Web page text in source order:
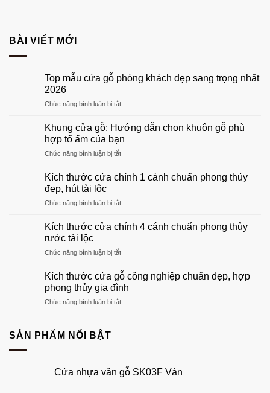
BÀI VIẾT MỚI
Top mẫu cửa gỗ phòng khách đẹp sang trọng nhất
2026
Chức năng bình luận bị tắtở
mẫu
gỗ
phòng
đẹp
nhất
Khung cửa gỗ: Hướng dẫn chọn khuôn gỗ phù
hợp tổ ấm của bạn
Chức năng bình luận bị tắtở
cửa
dẫn
khuôn
hợp
ấm
của
Kích thước cửa chính 1 cánh chuẩn phong thủy
đẹp, hút tài lộc
Chức năng bình luận bị tắtở
thước
1
chuẩn
phong
đẹp,
Kích thước cửa chính 4 cánh chuẩn phong thủy
rước tài lộc
Chức năng bình luận bị tắtở
thước
cửa
chính
4
lộc
Kích thước cửa gỗ công nghiệp chuẩn đẹp, hợp
phong thủy gia đình
Chức năng bình luận bị tắtở
chuẩn
SẢN PHẨM NỔI BẬT
Cửa nhựa vân gỗ SK03F Ván